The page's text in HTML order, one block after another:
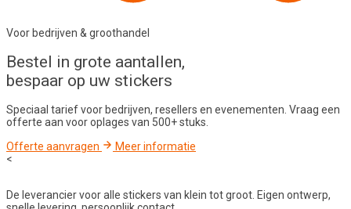
Voor bedrijven & groothandel
Bestel in grote aantallen,
bespaar op uw stickers
Speciaal tarief voor bedrijven, resellers en evenementen. Vraag een
offerte aan voor oplages van 500+ stuks.
Offerte aanvragen
Meer informatie
<
De leverancier voor alle stickers van klein tot groot. Eigen ontwerp,